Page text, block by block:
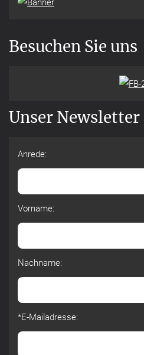
Besuchen Sie uns
Unser Newsletter
Anrede:
Vorname:
Nachname:
*E-Mailadresse: